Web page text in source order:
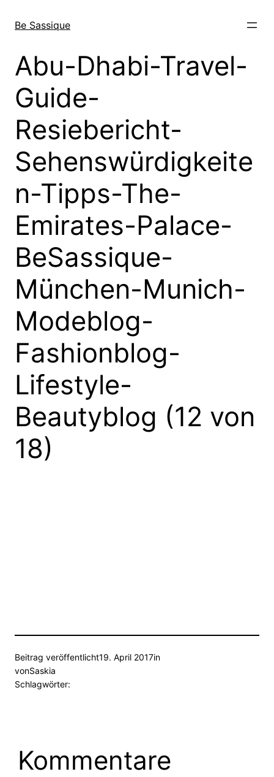
zum
wechseln
Be Sassique
Abu-Dhabi-Travel-
Guide-
Resiebericht-
Sehenswürdigkeite
n-Tipps-The-
Emirates-Palace-
BeSassique-
München-Munich-
Modeblog-
Fashionblog-
Lifestyle-
Beautyblog (12 von
18)
Beitrag veröffentlicht19. April 2017in
vonSaskia
Schlagwörter:
Kommentare